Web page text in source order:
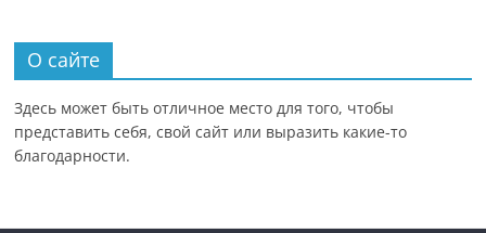
О сайте
Здесь может быть отличное место для того, чтобы
представить себя, свой сайт или выразить какие-то
благодарности.